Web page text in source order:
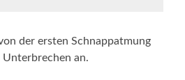
der ersten Schnappatmung
an.